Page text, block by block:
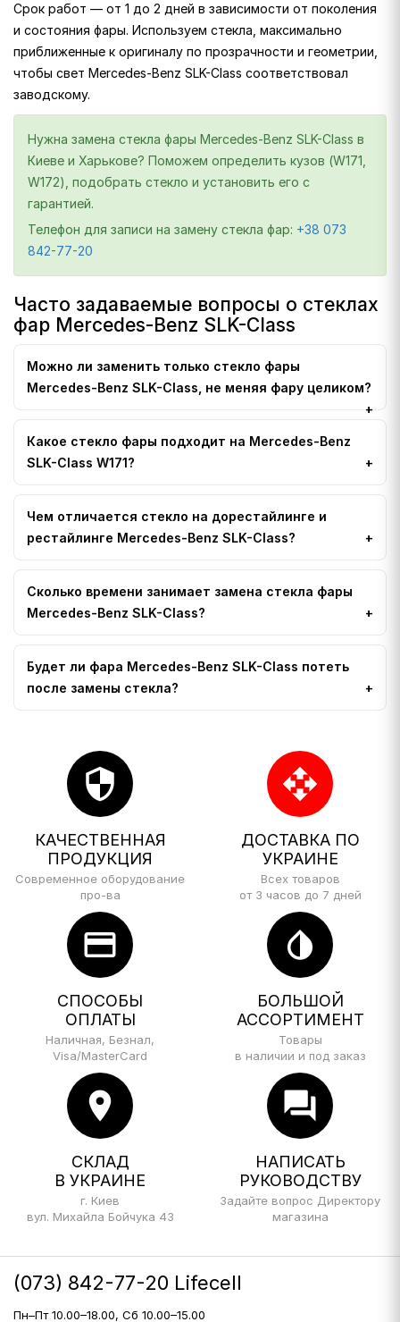
Срок работ — от 1 до 2 дней в зависимости от поколения
и состояния фары. Используем стекла, максимально
приближенные к оригиналу по прозрачности и геометрии,
чтобы свет Mercedes-Benz SLK-Class соответствовал
заводскому.
Нужна замена стекла фары Mercedes-Benz SLK-Class в
Киеве и Харькове? Поможем определить кузов (W171,
W172), подобрать стекло и установить его с
гарантией.
Телефон для записи на замену стекла фар: +38 073
842-77-20
Часто задаваемые вопросы о стеклах
фар Mercedes-Benz SLK-Class
Можно ли заменить только стекло фары
Mercedes-Benz SLK-Class, не меняя фару целиком?
Какое стекло фары подходит на Mercedes-Benz
SLK-Class W171?
Чем отличается стекло на дорестайлинге и
рестайлинге Mercedes-Benz SLK-Class?
Сколько времени занимает замена стекла фары
Mercedes-Benz SLK-Class?
Будет ли фара Mercedes-Benz SLK-Class потеть
после замены стекла?
security
КАЧЕСТВЕННАЯ
ПРОДУКЦИЯ
Современное оборудование
про-ва
open_with
ДОСТАВКА ПО
УКРАИНЕ
Всех товаров
от 3 часов до 7 дней
credit_card
СПОСОБЫ
ОПЛАТЫ
Наличная, Безнал,
Visa/MasterCard
invert_colors
БОЛЬШОЙ
АССОРТИМЕНТ
Товары
в наличии и под заказ
location_on
СКЛАД
В УКРАИНЕ
г. Киев
вул. Михайла Бойчука 43
forum
НАПИСАТЬ
РУКОВОДСТВУ
Задайте вопрос Директору
магазина
(073) 842-77-20 Lifecell
Пн–Пт 10.00–18.00, Сб 10.00–15.00